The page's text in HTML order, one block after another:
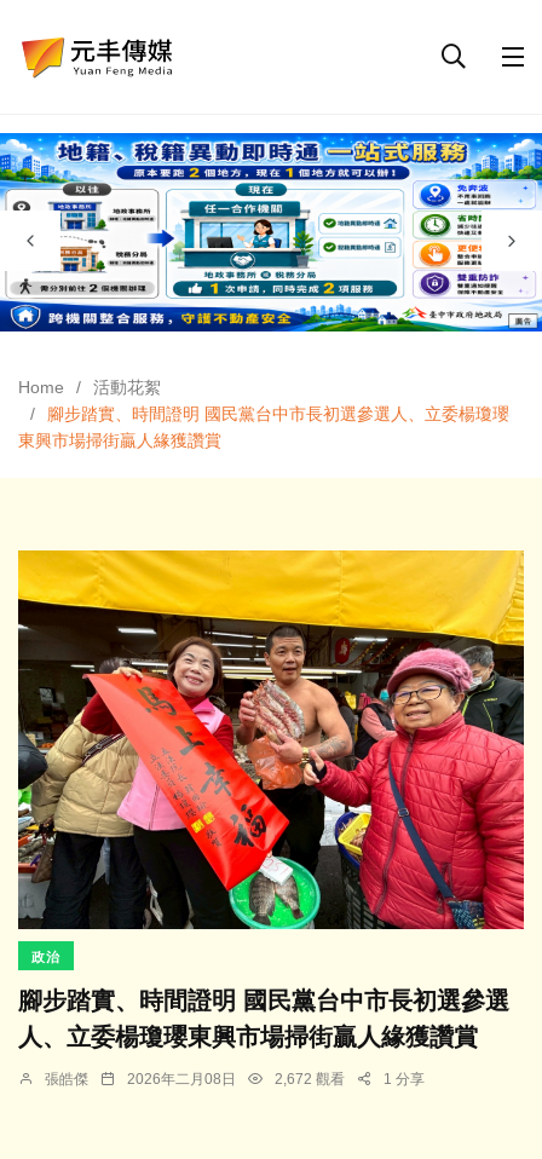
Home
活動花絮
腳步踏實、時間證明 國民黨台中市長初選參選人、立委楊瓊瓔
東興市場掃街贏人緣獲讚賞
政治
腳步踏實、時間證明 國民黨台中市長初選參選
人、立委楊瓊瓔東興市場掃街贏人緣獲讚賞
張皓傑 2026年二月08日 2,672 觀看 1 分享